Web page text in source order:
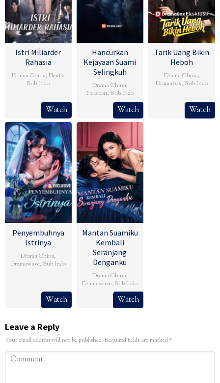
Istri Miliarder
Rahasia
Drama China, Flextv,
Sub Indo
Watch
Hancurkan
Kejayaan Suami
Selingkuh
Drama China,
Netshort, Sub Indo
Watch
Tarik Uang Bikin
Heboh
Drama China,
Dramabox, Sub Indo
Watch
Penyembuhnya
Istrinya
Drama China,
Dramawave, Sub Indo
Watch
Mantan Suamiku
Kembali
Seranjang
Denganku
Drama China,
Dramawave, Sub Indo
Watch
Leave a Reply
Your email address will not be published. Required fields are marked*